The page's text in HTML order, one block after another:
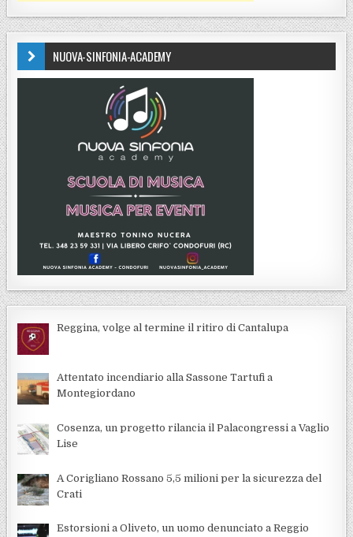
NUOVA-SINFONIA-ACADEMY
Reggina, volge al termine il ritiro di Cantalupa
Attentato incendiario alla Sassone Tartufi a
Montegiordano
Cosenza, un progetto rilancia il Palacongressi a Vaglio
Lise
A Corigliano Rossano 5,5 milioni per la sicurezza del
Crati
Estorsioni a Oliveto, un uomo denunciato a Reggio